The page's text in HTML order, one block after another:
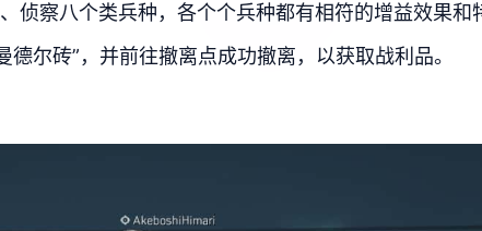
侦察八个类兵种，各个个兵种都有相符的增益效果和
尔砖”，并前往撤离点成功撤离，以获取战利品。